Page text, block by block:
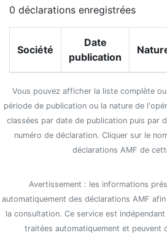
0 déclarations enregistrées
Société
Date
publication
Vous pouvez afficher la liste complète
période de publication ou la nature de
classées par date de publication puis par
numéro de déclaration. Cliquer sur le
déclarations AMF de
Avertissement : les informations
automatiquement des déclarations AMF
la consultation. Ce service est
traitées automatiquement et peuvent